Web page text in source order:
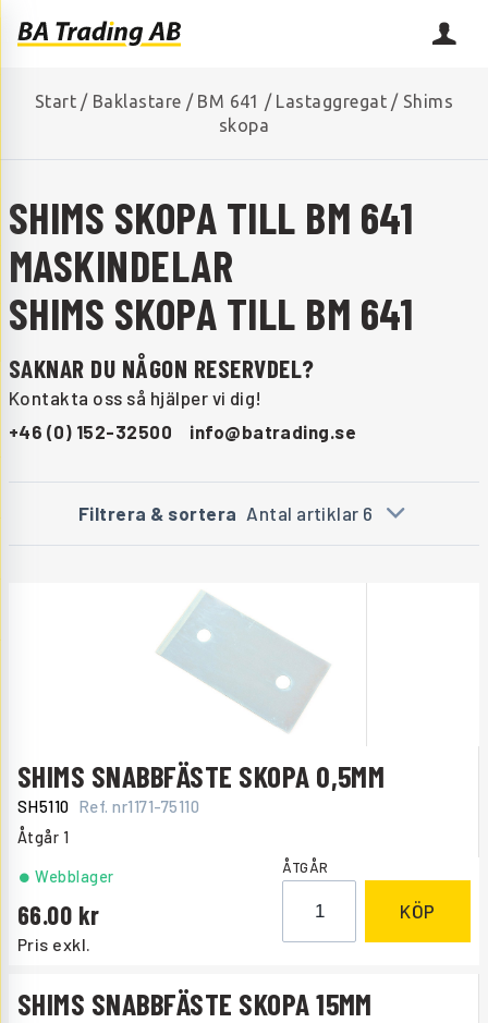
Start / Baklastare / BM 641 / Lastaggregat / Shims
skopa
SHIMS SKOPA TILL BM 641
MASKINDELAR
SHIMS SKOPA TILL BM 641
SAKNAR DU NÅGON RESERVDEL?
Kontakta oss så hjälper vi dig!
+46 (0) 152-32500
info@batrading.se
Filtrera & sortera Antal artiklar 6
SHIMS SNABBFÄSTE SKOPA 0,5MM
SH5110 Ref. nr1171-75110
Åtgår 1
Pris exkl.
66.00
Webblager ÅTGÅR
KÖP
SHIMS SNABBFÄSTE SKOPA 15MM